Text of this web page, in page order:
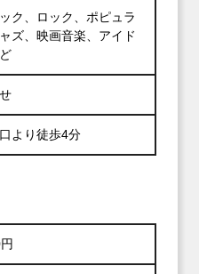
ク、ロック、ポピュラ
ズ、映画音楽、アイド
より徒歩4分